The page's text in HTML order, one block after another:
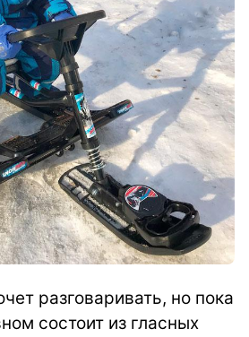
разговаривать, но пока
состоит из гласных